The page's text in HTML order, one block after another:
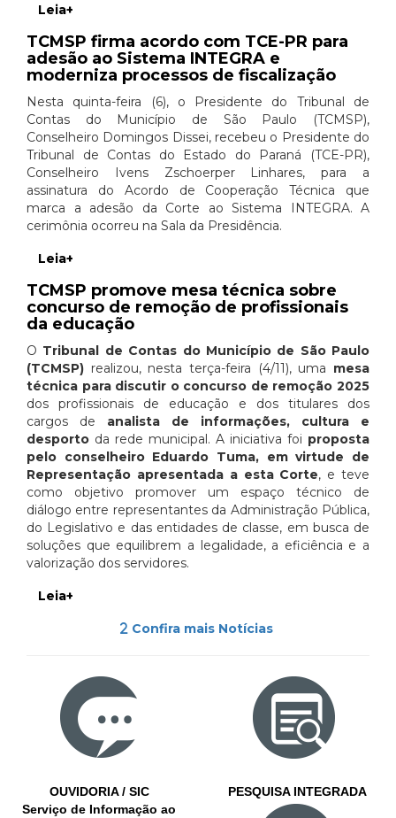
Leia+
TCMSP firma acordo com TCE-PR para
adesão ao Sistema INTEGRA e
moderniza processos de fiscalização
Nesta quinta-feira (6), o Presidente do Tribunal de
Contas do Município de São Paulo (TCMSP),
Conselheiro Domingos Dissei, recebeu o Presidente do
Tribunal de Contas do Estado do Paraná (TCE-PR),
Conselheiro Ivens Zschoerper Linhares, para a
assinatura do Acordo de Cooperação Técnica que
marca a adesão da Corte ao Sistema INTEGRA. A
cerimônia ocorreu na Sala da Presidência.
Leia+
TCMSP promove mesa técnica sobre
concurso de remoção de profissionais
da educação
O Tribunal de Contas do Município de São Paulo
(TCMSP) realizou, nesta terça-feira (4/11), uma mesa
técnica para discutir o concurso de remoção 2025
dos profissionais de educação e dos titulares dos
cargos de analista de informações, cultura e
desporto da rede municipal. A iniciativa foi proposta
pelo conselheiro Eduardo Tuma, em virtude de
Representação apresentada a esta Corte, e teve
como objetivo promover um espaço técnico de
diálogo entre representantes da Administração Pública,
do Legislativo e das entidades de classe, em busca de
soluções que equilibrem a legalidade, a eficiência e a
valorização dos servidores.
Leia+
Confira mais Notícias
OUVIDORIA / SIC
Serviço de Informação ao
PESQUISA INTEGRADA